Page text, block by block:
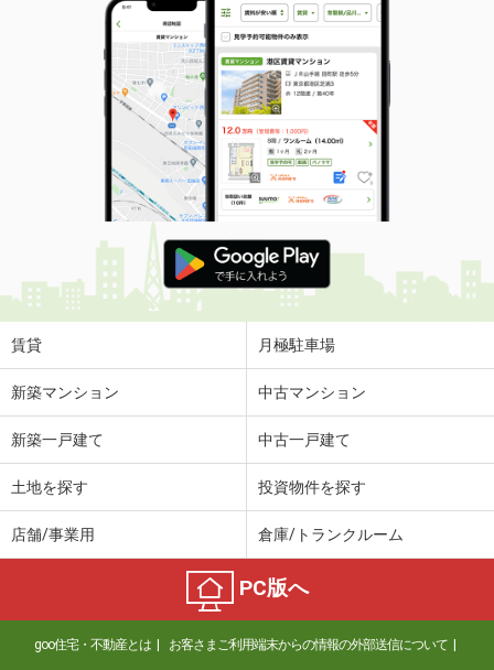
賃貸 月極駐車場
新築マンション 中古マンション
新築一戸建て 中古一戸建て
土地を探す 投資物件を探す
店舗/事業用 倉庫/トランクルーム
PC版へ
goo住宅・不動産とは お客さまご利用端末からの情報の外部送信について